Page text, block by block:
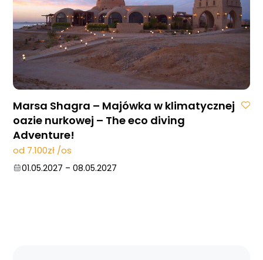
Marsa Shagra – Majówka w klimatycznej
oazie nurkowej – The eco diving
Adventure!
od 7.100zł /os
01.05.2027 – 08.05.2027